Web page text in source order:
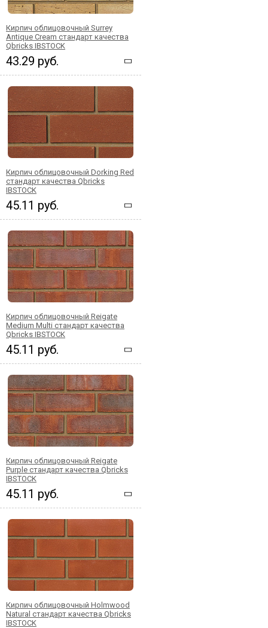
Кирпич облицовочный Surrey
Antique Cream стандарт качества
Qbricks IBSTOCK
43.29 руб.
Кирпич облицовочный Dorking Red
стандарт качества Qbricks
IBSTOCK
45.11 руб.
Кирпич облицовочный Reigate
Medium Multi стандарт качества
Qbricks IBSTOCK
45.11 руб.
Кирпич облицовочный Reigate
Purple стандарт качества Qbricks
IBSTOCK
45.11 руб.
Кирпич облицовочный Holmwood
Natural стандарт качества Qbricks
IBSTOCK